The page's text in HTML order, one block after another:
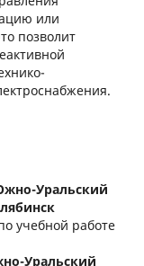
или
позволит
Уральский
учебной работе
Уральский